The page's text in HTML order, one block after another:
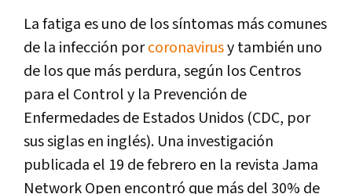
La fatiga es uno de los síntomas más comunes
de la infección porcoronavirusy también uno
de los que más perdura, según los Centros
para el Control y la Prevención de
Enfermedades de Estados Unidos (CDC, por
sus siglas en inglés). Una investigación
publicada el 19 de febrero en la revista Jama
Network Open encontró que más del 30% de